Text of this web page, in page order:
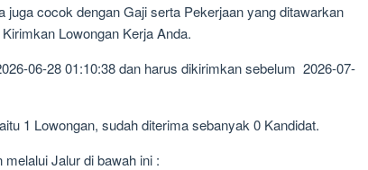
cocok dengan Gaji serta Pekerjaan yang ditawarkan
Lowongan Kerja Anda.
06-28 01:10:38 dan harus dikirimkan sebelum 2026-07-
1 Lowongan, sudah diterima sebanyak 0 Kandidat.
Jalur di bawah ini :